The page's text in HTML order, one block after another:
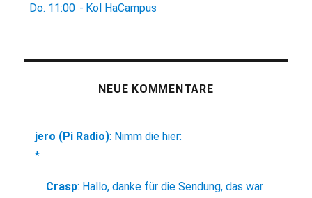
Do. 11:00 - Kol HaCampus
NEUE KOMMENTARE
jero (Pi Radio): Nimm die hier:
*
Crasp: Hallo, danke für die Sendung, das war